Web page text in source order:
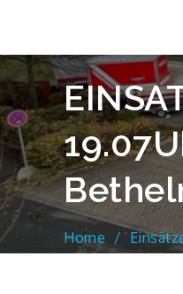
Home